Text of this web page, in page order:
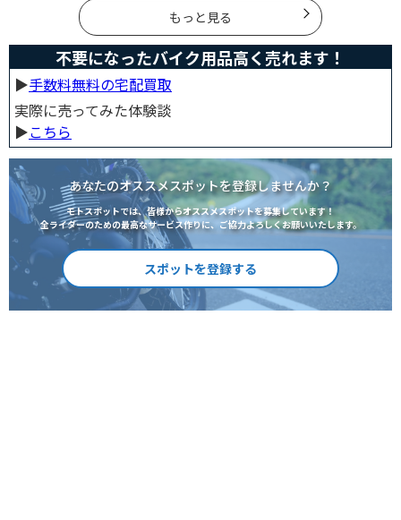
もっと見る
不要になったバイク用品高く売れます！
▶︎手数料無料の宅配買取
実際に売ってみた体験談
▶︎こちら
あなたのオススメスポットを登録しませんか？
モトスポットでは、皆様からオススメスポットを募集しています！
全ライダーのための最高なサービス作りに、ご協力よろしくお願いいたします。
スポットを登録する